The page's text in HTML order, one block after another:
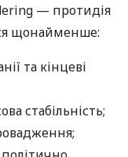
— протидія
щонайменше:
та кінцеві
стабільність;